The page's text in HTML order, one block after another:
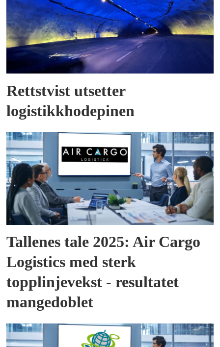
Rettstvist utsetter
logistikkhodepinen
Tallenes tale 2025: Air Cargo
Logistics med sterk
topplinjevekst - resultatet
mangedoblet